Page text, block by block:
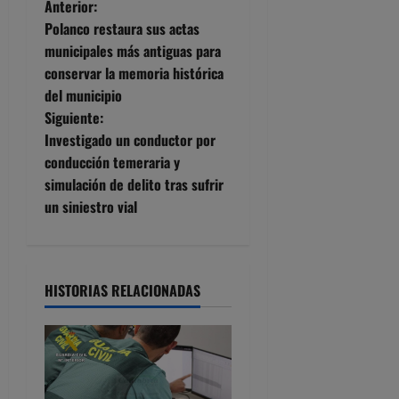
N
a
v
e
g
a
i
ó
n
d
Anterior:
Polanco restaura sus actas
municipales más antiguas para
conservar la memoria histórica
del municipio
Siguiente:
Investigado un conductor por
conducción temeraria y
simulación de delito tras sufrir
un siniestro vial
HISTORIAS RELACIONADAS